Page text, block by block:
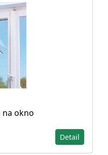
na okno
Detail